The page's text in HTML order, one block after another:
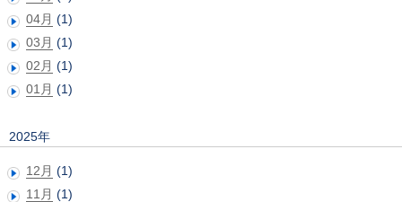
04月 (1)
03月 (1)
02月 (1)
01月 (1)
2025年
12月 (1)
11月 (1)